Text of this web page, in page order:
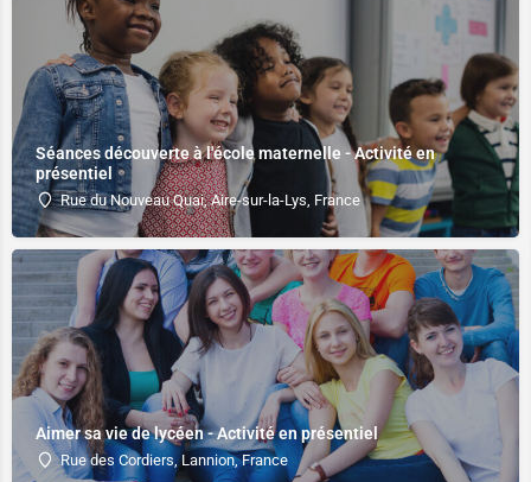
Séances découverte à l'école maternelle - Activité en
présentiel
Rue du Nouveau Quai, Aire-sur-la-Lys, France
Aimer sa vie de lycéen - Activité en présentiel
Rue des Cordiers, Lannion, France